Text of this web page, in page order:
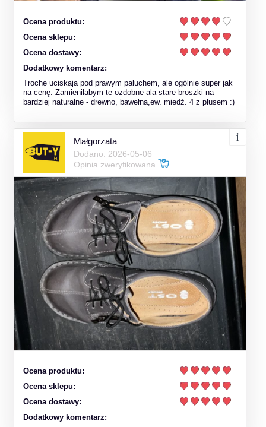
Ocena produktu:
Ocena sklepu:
Ocena dostawy:
Dodatkowy komentarz:
Trochę uciskają pod prawym paluchem, ale ogólnie super jak
na cenę. Zamieniłabym te ozdobne ala stare broszki na
bardziej naturalne - drewno, bawełna,ew. miedź. 4 z plusem :)
Małgorzata
Dodano: 2026-05-06
Opinia zweryfikowana
Ocena produktu:
Ocena sklepu:
Ocena dostawy:
Dodatkowy komentarz: